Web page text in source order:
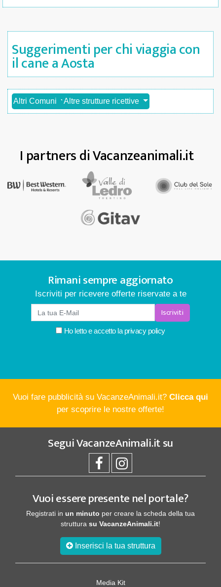
Suggerimenti per chi viaggia con
il cane a Aosta
Altri Comuni Altre strutture ricettive
I partners di Vacanzeanimali.it
Rimani sempre aggiornato
Iscriviti per ricevere offerte riservate a te
Iscriviti
Ho letto e accetto laprivacy policy
Vuoi fare pubblicità su VacanzeAnimali.it? Clicca qui
per scoprire le nostre offerte!
SeguiVacanzeAnimali.itsu
Vuoi essere presente nel portale?
Registrati in un minuto per creare la scheda della tua
struttura su VacanzeAnimali.it!
Inserisci la tua struttura
Media Kit